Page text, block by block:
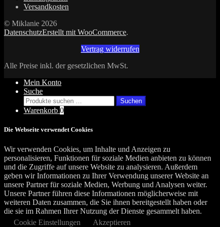
Versandkosten
© Miklanie 2026
DatenschutzErstellt mit WooCommerce.
Vertrag widerrufen
Alle Preise inkl. der gesetzlichen MwSt.
Mein Konto
Suche
Suchen
nach:
Suchen
Warenkorb 0
Die Webseite verwendet Cookies
Wir verwenden Cookies, um Inhalte und Anzeigen zu
personalisieren, Funktionen für soziale Medien anbieten zu können
und die Zugriffe auf unsere Website zu analysieren. Außerdem
geben wir Informationen zu Ihrer Verwendung unserer Website an
unsere Partner für soziale Medien, Werbung und Analysen weiter.
Unsere Partner führen diese Informationen möglicherweise mit
weiteren Daten zusammen, die Sie ihnen bereitgestellt haben oder
die sie im Rahmen Ihrer Nutzung der Dienste gesammelt haben.
Cookie Einstellungen
Akzeptieren